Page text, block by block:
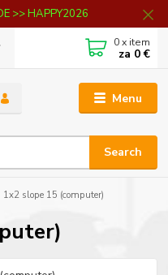
>> HAPPY2026
Menu
Search
0x item
za 0 €
1x2 slope 15 (computer)